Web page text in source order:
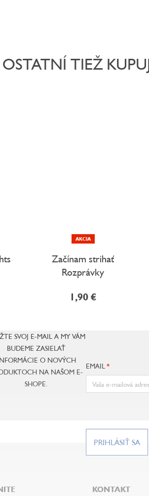
OSTATNÍ TIEŽ
AKCIA
Začínam strihať
Rozprávky
1,90 €
SVOJ E-MAIL A MY VÁM
BUDEME ZASIELAŤ
O NOVÝCH
NA NAŠOM E-
SHOPE.
EMAIL
PRIHLÁSIŤ SA
KONTAKT